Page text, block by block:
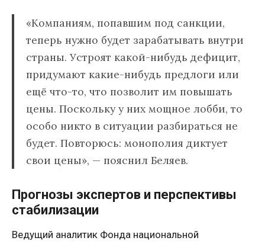
«Компаниям, попавшим под санкции,
теперь нужно будет зарабатывать внутри
страны. Устроят какой-нибудь дефицит,
придумают какие-нибудь предлоги или
ещё что-то, что позволит им повышать
цены. Поскольку у них мощное лобби, то
особо никто в ситуации разбираться не
будет. Повторюсь: монополия диктует
свои цены», — пояснил Беляев.
Прогнозы экспертов и перспективы
стабилизации
Ведущий аналитик Фонда национальной